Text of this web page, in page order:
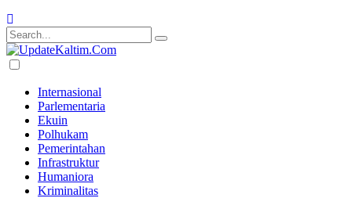
Internasional
Parlementaria
Ekuin
Polhukam
Pemerintahan
Infrastruktur
Humaniora
Kriminalitas